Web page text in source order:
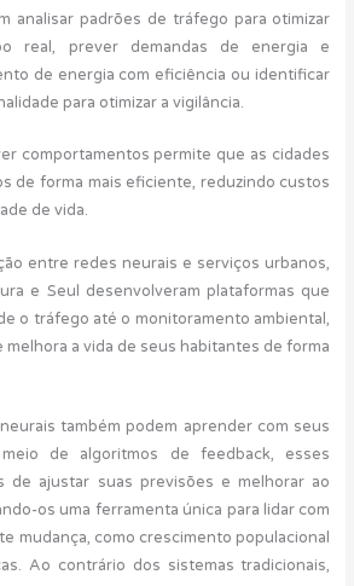
analisar padrões de tráfego para otimizar
real, prever demandas de energia e
de energia com eficiência ou identificar
para otimizar a vigilância.
comportamentos permite que as cidades
de forma mais eficiente, reduzindo custos
de vida.
entre redes neurais e serviços urbanos,
e Seul desenvolveram plataformas que
o tráfego até o monitoramento ambiental,
melhora a vida de seus habitantes de forma
também podem aprender com seus
de algoritmos de feedback, esses
de ajustar suas previsões e melhorar ao
os uma ferramenta única para lidar com
mudança, como crescimento populacional
Ao contrário dos sistemas tradicionais,